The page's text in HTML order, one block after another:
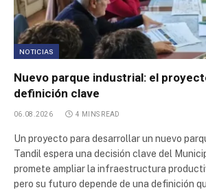
NOTICIAS
Nuevo parque industrial: el
definición clave
06.08.2026 4 MINS READ
Un proyecto para desarrollar un nuevo
Tandil espera una decisión clave del
promete ampliar la infraestructura
pero su futuro depende de una definición